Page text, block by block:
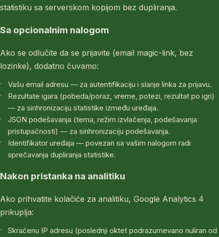
statistiku sa serverskom kopijom bez dupliranja.
Sa opcionalnim nalogom
Ako se odlučite da se prijavite (email magic-link, bez
lozinke), dodatno čuvamo:
Vašu email adresu — za autentifikaciju i slanje linka za prijavu.
Rezultate igara (pobeda/poraz, vreme, potezi, rezultat po igri)
— za sinhronizaciju statistike između uređaja.
JSON podešavanja (tema, režim izvlačenja, podešavanja
pristupačnosti) — za sinhronizaciju podešavanja.
Identifikator uređaja — povezan sa vašim nalogom radi
sprečavanja dupliranja statistike.
Nakon pristanka na analitiku
Ako prihvatite kolačiće za analitiku, Google Analytics 4
prikuplja:
Skraćenu IP adresu (poslednji oktet podrazumevano nuliran od